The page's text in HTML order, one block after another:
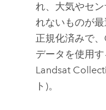
れ、大気やセ
れないものが最
正規化済みで
データを使用
Landsat
ト)。